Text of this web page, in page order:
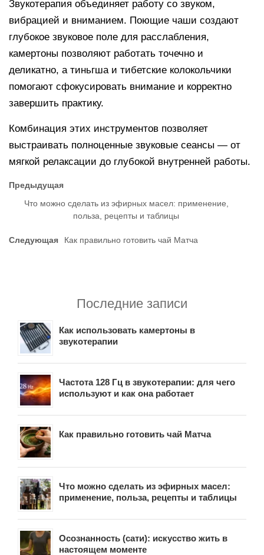
Звукотерапия объединяет работу со звуком,
вибрацией и вниманием. Поющие чаши создают
глубокое звуковое поле для расслабления,
камертоны позволяют работать точечно и
деликатно, а тиньгша и тибетские колокольчики
помогают сфокусировать внимание и корректно
завершить практику.
Комбинация этих инструментов позволяет
выстраивать полноценные звуковые сеансы — от
мягкой релаксации до глубокой внутренней работы.
Предыдущая
Что можно сделать из эфирных масел: применение,
польза, рецепты и таблицы
Следующая Как правильно готовить чай Матча
Последние записи
Как использовать камертоны в
звукотерапии
Частота 128 Гц в звукотерапии: для чего
используют и как она работает
Как правильно готовить чай Матча
Что можно сделать из эфирных масел:
применение, польза, рецепты и таблицы
Осознанность (сати): искусство жить в
настоящем моменте